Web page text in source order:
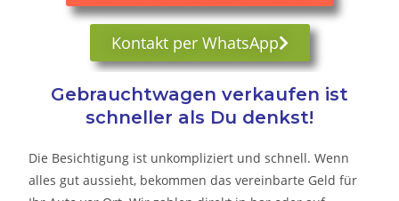
Kontakt per WhatsApp
Gebrauchtwagen verkaufen ist
schneller als Du denkst!
Die Besichtigung ist unkompliziert und schnell. Wenn
alles gut aussieht, bekommen das vereinbarte Geld für